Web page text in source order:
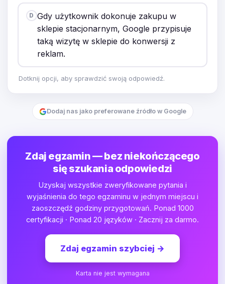
D Gdy użytkownik dokonuje zakupu w
sklepie stacjonarnym, Google przypisuje
taką wizytę w sklepie do konwersji z
reklam.
Dotknij opcji, aby sprawdzić swoją odpowiedź.
Dodaj nas jako preferowane źródło w Google
Zdaj egzamin — bez niekończącego
się szukania odpowiedzi
Uzyskaj wszystkie zweryfikowane pytania i
wyjaśnienia do tego egzaminu w jednym miejscu i
zaoszczędź godziny przygotowań. Ponad 1000
certyfikacji · Ponad 20 języków · Zacznij za darmo.
Zdaj egzamin szybciej →
Karta nie jest wymagana